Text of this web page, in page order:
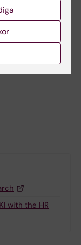
with the HR